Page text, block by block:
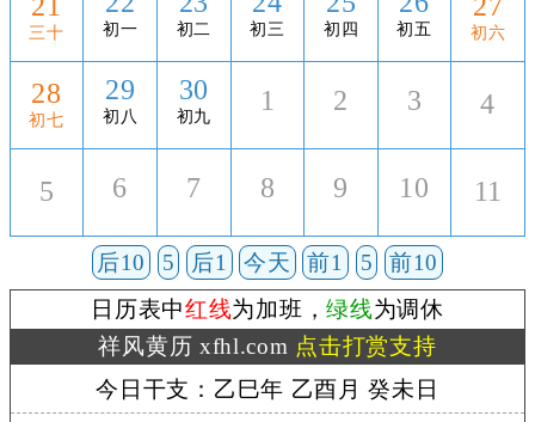
三十 初一 初二 初三 初四 初五 初六
28
初七
29
初八
30
初九
1 2 3 4
5 6 7 8 9 10 11
后10 5 后1 今天 前1 5
前10
日历表中红线为加班，绿线为调休
祥风黄历 xfhl.com 点击打赏支持
今日干支：乙巳年 乙酉月 癸未日